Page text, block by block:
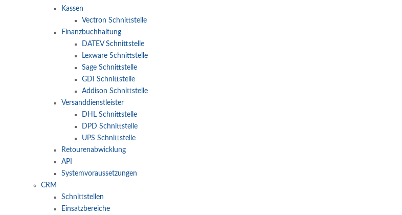
Kassen
Vectron Schnittstelle
Finanzbuchhaltung
DATEV Schnittstelle
Lexware Schnittstelle
Sage Schnittstelle
GDI Schnittstelle
Addison Schnittstelle
Versanddienstleister
DHL Schnittstelle
DPD Schnittstelle
UPS Schnittstelle
Retourenabwicklung
API
Systemvoraussetzungen
CRM
Schnittstellen
Einsatzbereiche